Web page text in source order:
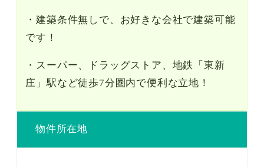
・建築条件無しで、お好きな会社で建築可能
です！
・スーパー、ドラッグストア、地鉄「東新
庄」駅など徒歩7分圏内で便利な立地！
物件所在地